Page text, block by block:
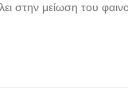
στην μείωση του